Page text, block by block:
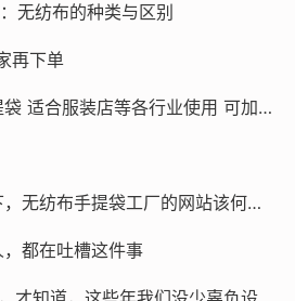
无纺布的种类与区别
再下单
各种空白无纺布袋手提袋 适合服装店等各行业使用 可加印内容 空白袋100个起发，加印内容1000条起 量大价优
百度没有浏览的情况下，无纺布手提袋工厂的网站该何去何从？
都在吐槽这件事